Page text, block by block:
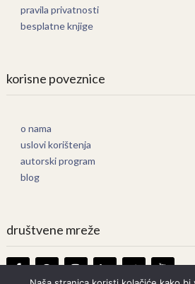
pravila privatnosti
besplatne knjige
korisne poveznice
o nama
uslovi korištenja
autorski program
blog
društvene mreže